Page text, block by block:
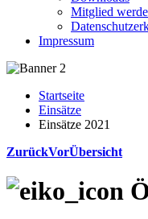
Mitglied
Impressum
Startseite
Einsätze
Einsätze 2021
ZurückVorÜbersicht